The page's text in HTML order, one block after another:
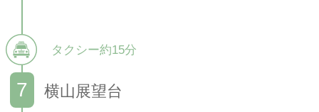
タクシー約15分
横山展望台